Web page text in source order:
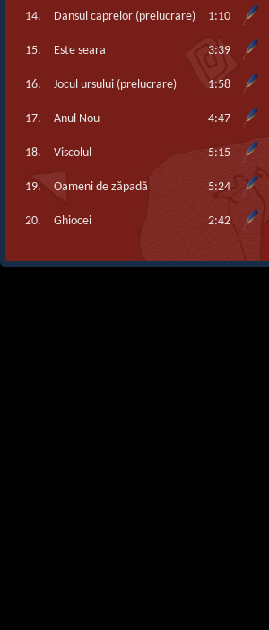
14. Dansul caprelor (prelucrare) 1:10
15. Este seara 3:39
16. Jocul ursului (prelucrare) 1:58
17. Anul Nou 4:47
18. Viscolul 5:15
19. Oameni de zăpadă 5:24
20. Ghiocei 2:42